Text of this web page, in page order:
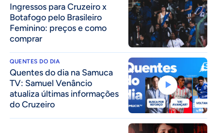
Ingressos para Cruzeiro x
Botafogo pelo Brasileiro
Feminino: preços e como
comprar
QUENTES DO DIA
Quentes do dia na Samuca
TV: Samuel Venâncio
atualiza últimas informações
do Cruzeiro